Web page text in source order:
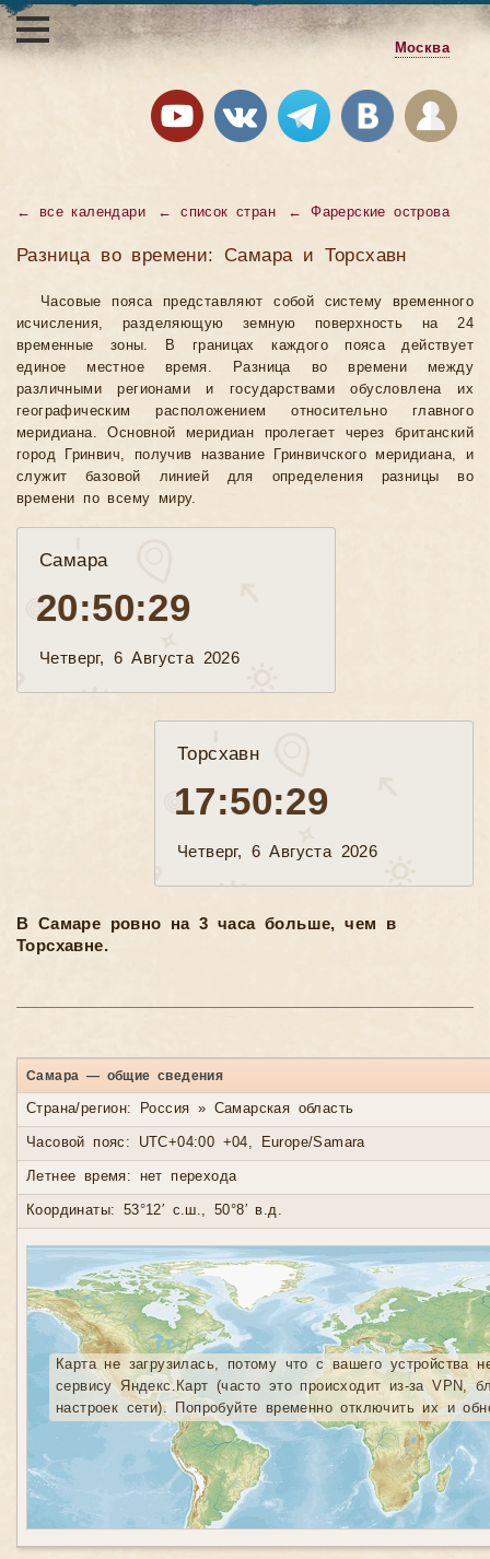
Москва
← все календари ←список стран ←Фарерские острова
Разница во времени: Самара и Торсхавн
Часовые пояса представляют собой систему временного
исчисления, разделяющую земную поверхность на 24
временные зоны. В границах каждого пояса действует
единое местное время. Разница во времени между
различными регионами и государствами обусловлена их
географическим расположением относительно главного
меридиана. Основной меридиан пролегает через британский
город Гринвич, получив название Гринвичского меридиана, и
служит базовой линией для определения разницы во
времени по всему миру.
Самара
20:50:31
Четверг, 6 Августа 2026
Торсхавн
17:50:31
Четверг, 6 Августа 2026
В Самаре ровно на 3 часа больше, чем в
Торсхавне.
Самара — общие сведения
Страна/регион: Россия » Самарская область
Часовой пояс: UTC+04:00 +04, Europe/Samara
Летнее время: нет перехода
Координаты: 53°12′ с.ш., 50°8′ в.д.
Карта не загрузилась, потому что с вашего устройства
сервису Яндекс.Карт (часто это происходит из-за VPN,
настроек сети). Попробуйте временно отключить их и